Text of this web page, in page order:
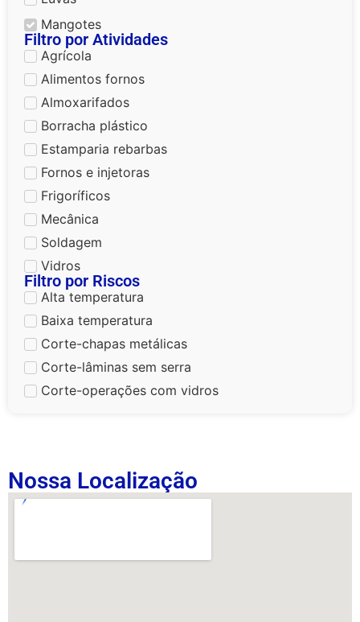
Mangotes
Filtro por Atividades
Agrícola
Alimentos fornos
Almoxarifados
Borracha plástico
Estamparia rebarbas
Fornos e injetoras
Frigoríficos
Mecânica
Soldagem
Vidros
Filtro por Riscos
Alta temperatura
Baixa temperatura
Corte-chapas metálicas
Corte-lâminas sem serra
Corte-operações com vidros
Nossa Localização